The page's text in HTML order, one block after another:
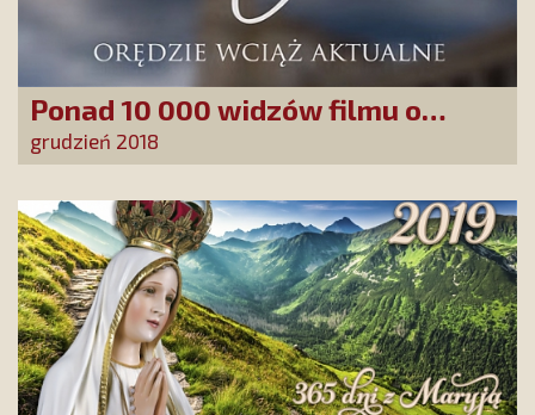
Ponad 10 000 widzów filmu o
Fatimie
grudzień 2018